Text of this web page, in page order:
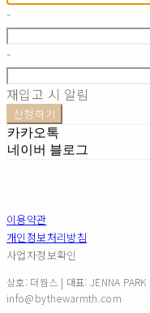
-
-
재입고 시 알림
신청하기
카카오톡
네이버 블로그
이용약관
개인정보처리방침
사업자정보확인
상호: 더웜스 | 대표: JENNA
info@bythewarmth.com